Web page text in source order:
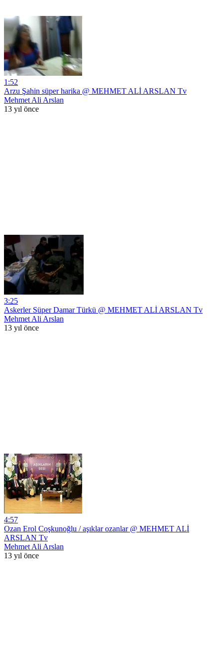
1:52
Arzu Şahin süper harika @ MEHMET ALİ ARSLAN Tv
Mehmet Ali Arslan
13 yıl önce
3:25
Askerler Süper Damar Türkü @ MEHMET ALİ ARSLAN Tv
Mehmet Ali Arslan
13 yıl önce
4:57
Ozan Erol Coşkunoğlu / aşıklar ozanlar @ MEHMET ALİ
ARSLAN Tv
Mehmet Ali Arslan
13 yıl önce